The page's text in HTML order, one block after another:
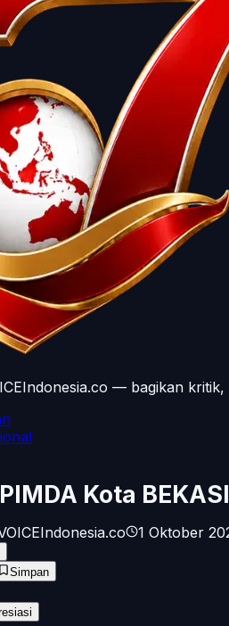
— bagikan
Kota
1 Oktober
Simpan